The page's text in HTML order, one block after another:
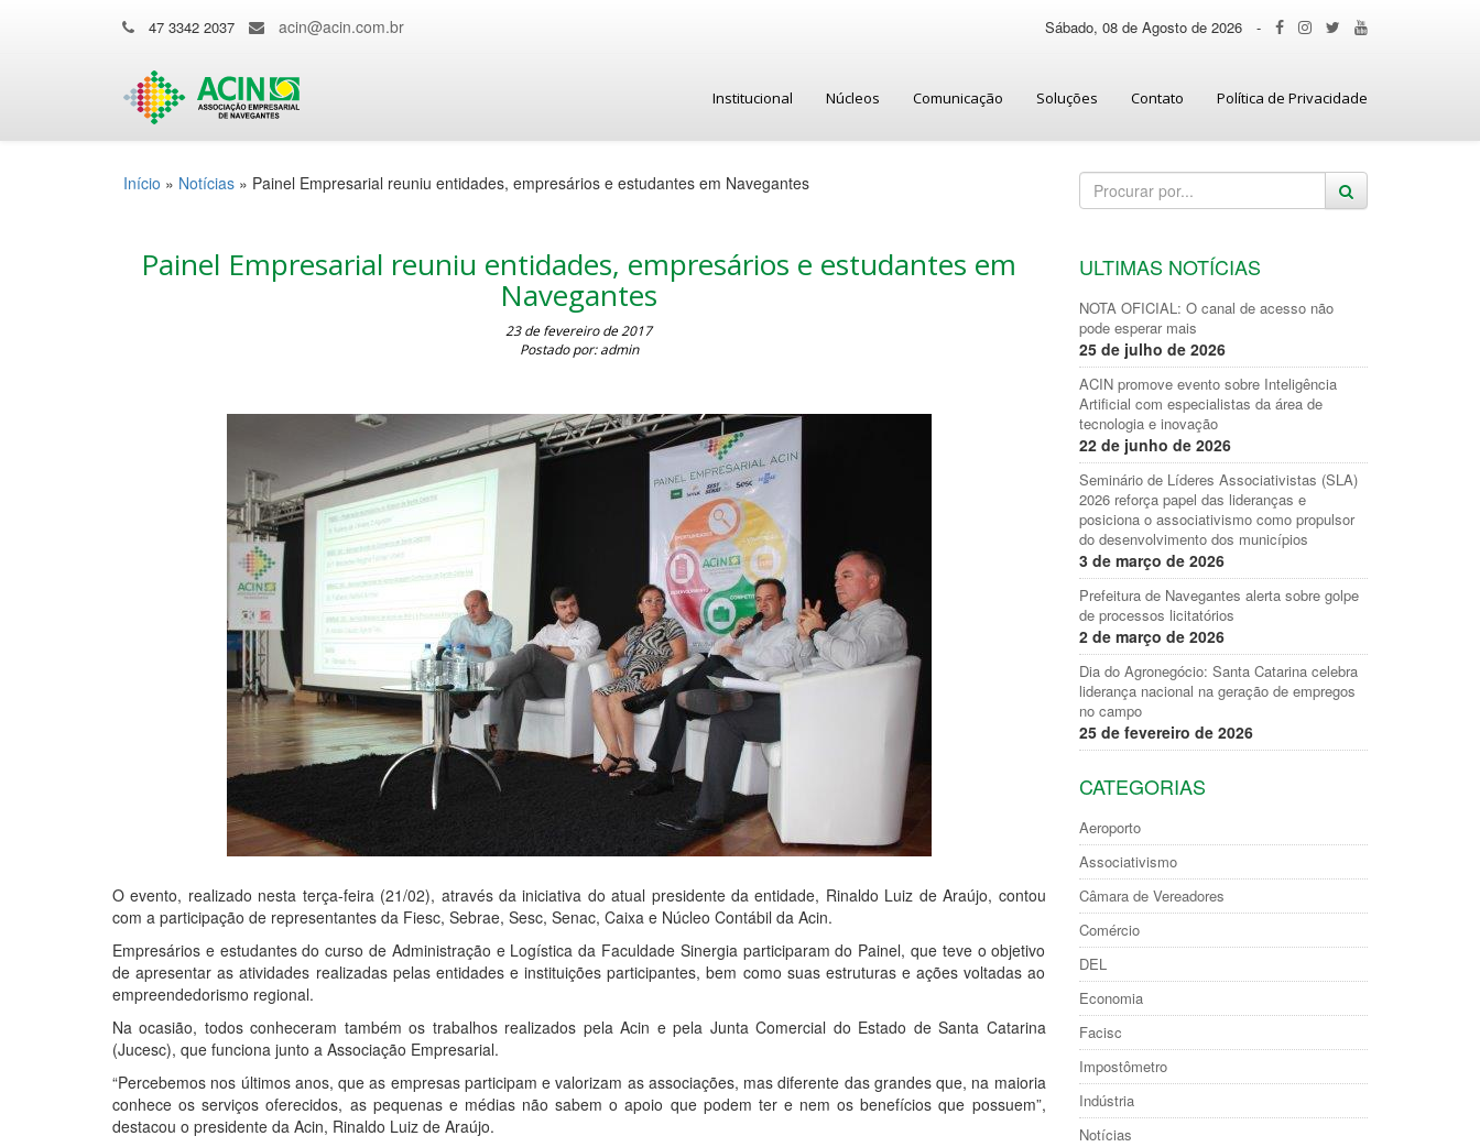
47 3342 2037 acin@acin.com.br Sábado, 08 de Agosto de 2026 -
Institucional Núcleos Comunicação Soluções Contato Política de Privacidade
Início » Notícias » Painel Empresarial reuniu entidades, empresários e estudantes em Navegantes
Painel Empresarial reuniu entidades, empresários e estudantes em
Navegantes
23 de fevereiro de 2017
Postado por: admin
O evento, realizado nesta terça-feira (21/02), através da iniciativa do atual presidente da entidade, Rinaldo Luiz de Araújo, contou
com a participação de representantes da Fiesc, Sebrae, Sesc, Senac, Caixa e Núcleo Contábil da Acin.
Empresários e estudantes do curso de Administração e Logística da Faculdade Sinergia participaram do Painel, que teve o objetivo
de apresentar as atividades realizadas pelas entidades e instituições participantes, bem como suas estruturas e ações voltadas ao
empreendedorismo regional.
Na ocasião, todos conheceram também os trabalhos realizados pela Acin e pela Junta Comercial do Estado de Santa Catarina
(Jucesc), que funciona junto a Associação Empresarial.
“Percebemos nos últimos anos, que as empresas participam e valorizam as associações, mas diferente das grandes que, na maioria
conhece os serviços oferecidos, as pequenas e médias não sabem o apoio que podem ter e nem os benefícios que possuem”,
destacou o presidente da Acin, Rinaldo Luiz de Araújo.
ULTIMAS NOTÍCIAS
NOTA OFICIAL: O canal de acesso não
pode esperar mais
25 de julho de 2026
ACIN promove evento sobre Inteligência
Artificial com especialistas da área de
tecnologia e inovação
22 de junho de 2026
Seminário de Líderes Associativistas (SLA)
2026 reforça papel das lideranças e
posiciona o associativismo como propulsor
do desenvolvimento dos municípios
3 de março de 2026
Prefeitura de Navegantes alerta sobre golpe
de processos licitatórios
2 de março de 2026
Dia do Agronegócio: Santa Catarina celebra
liderança nacional na geração de empregos
no campo
25 de fevereiro de 2026
CATEGORIAS
Aeroporto
Associativismo
Câmara de Vereadores
Comércio
DEL
Economia
Facisc
Impostômetro
Indústria
Notícias